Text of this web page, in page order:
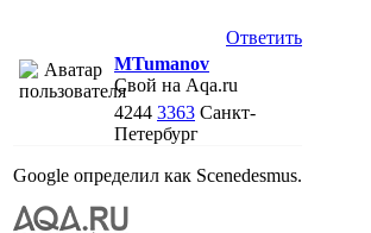
Ответить
MTumanov
Свой на Aqa.ru
4244 3363 Санкт-
Петербург
Google определил как Scenedesmus.